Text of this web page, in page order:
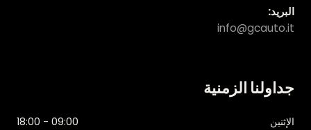
البريد:
info@gcauto.it
جداولنا الزمنية
الإثنين
09:00 - 18:00